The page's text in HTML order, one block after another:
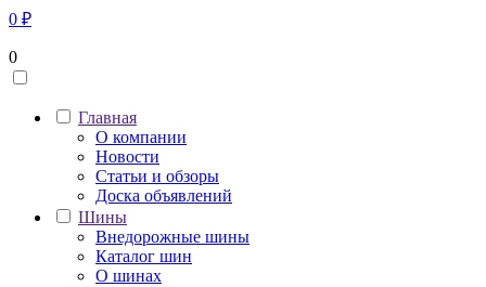
0 ₽
0
Главная
О компании
Новости
Статьи и обзоры
Доска объявлений
Шины
Внедорожные шины
Каталог шин
О шинах